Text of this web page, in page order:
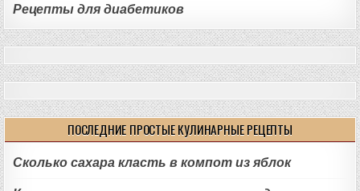
Рецепты для диабетиков
ПОСЛЕДНИЕ ПРОСТЫЕ КУЛИНАРНЫЕ РЕЦЕПТЫ
Сколько сахара класть в компот из яблок